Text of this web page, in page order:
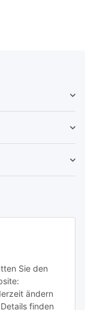
Sie den
ändern
finden